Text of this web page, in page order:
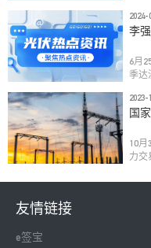
其中
万千
2024-
李
6月
季达
这次
的现
题，
在共
2023-
国
10
力交
题，
友情链接
e签宝